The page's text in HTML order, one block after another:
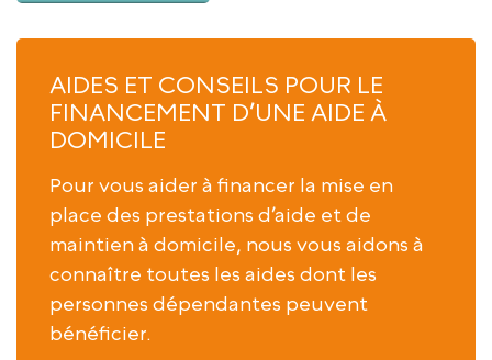
AIDES ET CONSEILS POUR LE
FINANCEMENT D’UNE AIDE À
DOMICILE
Pour vous aider à financer la mise en
place des prestations d’aide et de
maintien à domicile, nous vous aidons à
connaître toutes les aides dont les
personnes dépendantes peuvent
bénéficier.